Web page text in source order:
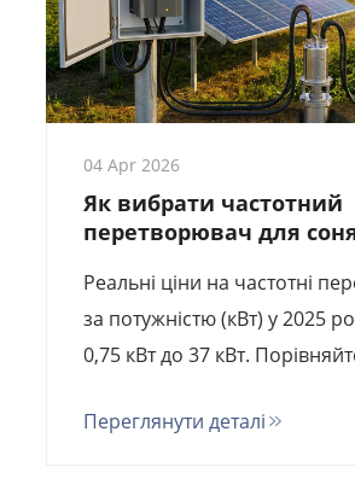
04 Apr 2026
Як вибрати частотний
перетворювач для
Реальні ціни на частотні
за потужністю (кВт) у 2025
0,75 кВт до 37 кВт.
приховані витрати й
Переглянути деталі